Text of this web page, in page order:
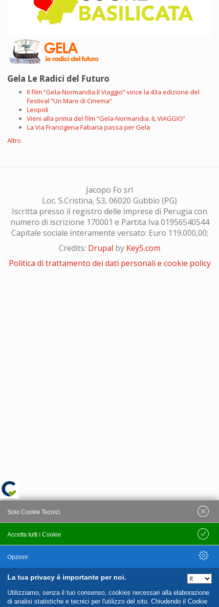
Gela Le Radici del Futuro
Il film “Gela-Normandia.Il Viaggio” vince la 43a edizione del
Festival “Un Mare di Cinema”
Leopoli
Vieni alla prima del film “Gela-Normandia. IL VIAGGIO”
La Via Francigena Fabaria passa per Gela
Altro
Jacopo Fo srl
Loc. S.Cristina, 53, 06020 Gubbio (PG)
Iscritta presso il registro delle imprese di Perugia con
numero di iscrizione 170001 e Partita Iva 01956540544
Capitale sociale interamente versato: Euro 119.000,00;
Credits: Drupal by Key5.com
Politica di trattamento dei dati personali e cookie policy
La tua privacy è importante per noi.
Utilizziamo, senza il tuo consenso, cookies necessari alla elaborazione
di analisi statistiche e tecnici per l'utilizzo del sito. Chiudendo il Cookie
Accetta tutti i Cookie
Solo Cookie Tecnici
Salva
Opzioni
Nascondi Opzioni